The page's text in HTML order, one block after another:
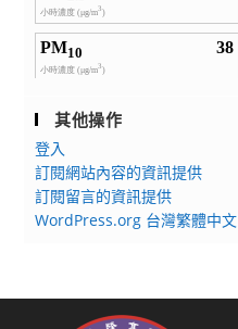
其他操作
登入
訂閱網站內容的資訊提供
訂閱留言的資訊提供
WordPress.org 台灣繁體中文